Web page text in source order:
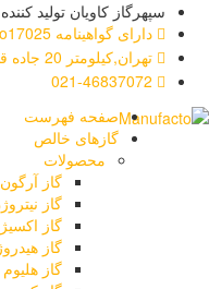
سپهرگاز کاویان تولید
دارای گواهینامه iso17025
تهران,کیلومتر 20 جاده قدیم کرج
صفحه فهرست
گازهای خالص
محصولات
گاز آرگون
گاز
گاز
گاز
گاز هلیوم